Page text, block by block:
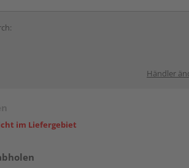
Händler
im Liefergebiet